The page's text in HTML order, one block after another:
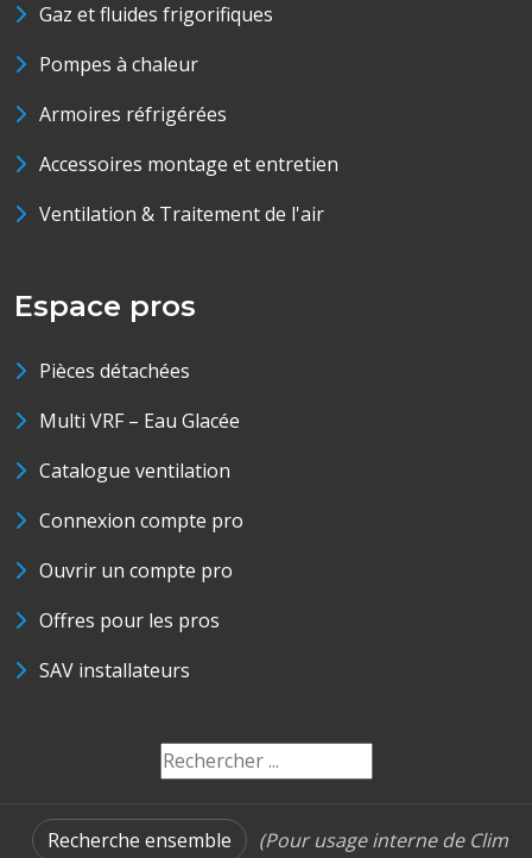
Gaz et fluides frigorifiques
Pompes à chaleur
Armoires réfrigérées
Accessoires montage et entretien
Ventilation & Traitement de l'air
Espace pros
Pièces détachées
Multi VRF – Eau Glacée
Catalogue ventilation
Connexion compte pro
Ouvrir un compte pro
Offres pour les pros
SAV installateurs
Recherche ensemble (Pour usage interne de Clim